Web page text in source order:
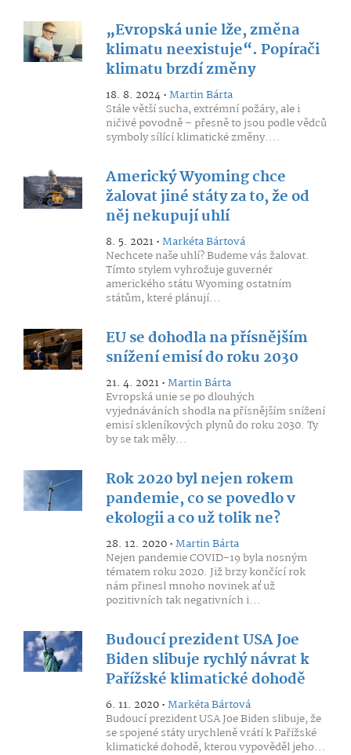
„Evropská unie lže, změna
klimatu neexistuje“. Popírači
klimatu brzdí změny
18. 8. 2024 •Martin Bárta
Stále větší sucha, extrémní požáry, ale i
ničivé povodně – přesně to jsou podle vědců
symboly sílící klimatické změny....
Americký Wyoming chce
žalovat jiné státy za to, že od
něj nekupují uhlí
8. 5. 2021 •Markéta Bártová
Nechcete naše uhlí? Budeme vás žalovat.
Tímto stylem vyhrožuje guvernér
amerického státu Wyoming ostatním
státům, které plánují...
EU se dohodla na přísnějším
snížení emisí do roku 2030
21. 4. 2021 •Martin Bárta
Evropská unie se po dlouhých
vyjednáváních shodla na přísnějším snížení
emisí skleníkových plynů do roku 2030. Ty
by se tak měly...
Rok 2020 byl nejen rokem
pandemie, co se povedlo v
ekologii a co už tolik ne?
28. 12. 2020 •Martin Bárta
Nejen pandemie COVID-19 byla nosným
tématem roku 2020. Již brzy končící rok
nám přinesl mnoho novinek ať už
pozitivních tak negativních i...
Budoucí prezident USA Joe
Biden slibuje rychlý návrat k
Pařížské klimatické dohodě
6. 11. 2020 •Markéta Bártová
Budoucí prezident USA Joe Biden slibuje, že
se spojené státy urychleně vrátí k Pařížské
klimatické dohodě, kterou vypověděl jeho...